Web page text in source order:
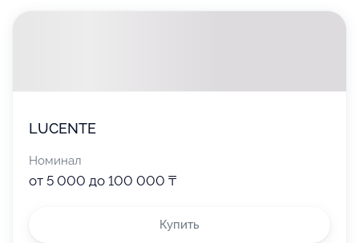
LUCENTE
Номинал
от 5 000 до 100 000 ₸
Купить